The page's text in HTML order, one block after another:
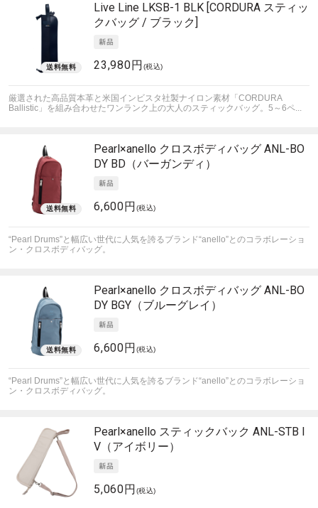
Live Line LKSB-1 BLK [CORDURA スティッ
クバッグ / ブラック]
23,980円 (税込)
厳選された高品質本革と米国インビスタ社製ナイロン素材「CORDURA
Ballistic」を組み合わせたワンランク上の大人のスティックバッグ。5～6ペ...
Pearl×anello クロスボディバッグ ANL-BO
DY BD（バーガンディ）
6,600円 (税込)
“Pearl Drums”と幅広い世代に人気を誇るブランド“anello”とのコラボレーショ
ン・クロスボディバッグ。
Pearl×anello クロスボディバッグ ANL-BO
DY BGY（ブルーグレイ）
6,600円 (税込)
“Pearl Drums”と幅広い世代に人気を誇るブランド“anello”とのコラボレーショ
ン・クロスボディバッグ。
Pearl×anello スティックバック ANL-STB I
V（アイボリー）
5,060円 (税込)